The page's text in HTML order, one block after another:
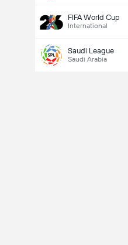
FIFA World Cup
International
Saudi League
Saudi Arabia